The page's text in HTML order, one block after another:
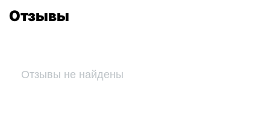
Отзывы
Отзывы не найдены